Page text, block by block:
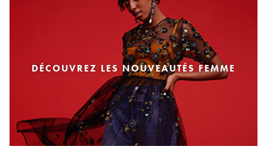
DÉCOUVREZ LES NOUVEAUTÉS FEMME